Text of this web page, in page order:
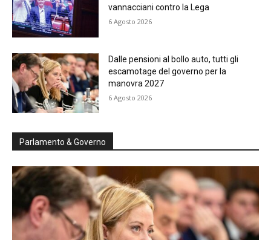
vannacciani contro la Lega
6 Agosto 2026
Dalle pensioni al bollo auto, tutti gli
escamotage del governo per la
manovra 2027
6 Agosto 2026
Parlamento & Governo